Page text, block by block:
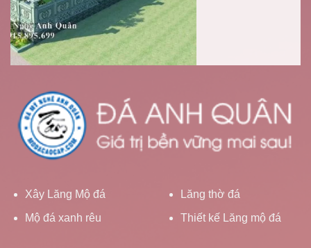
Xây Lăng Mộ đá
Mộ đá xanh rêu
Lăng thờ đá
Thiết kế Lăng mộ đá